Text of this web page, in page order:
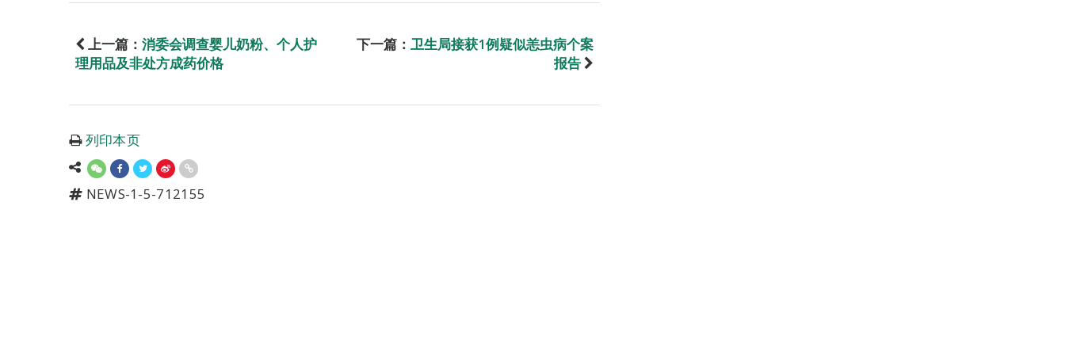
上一篇： 消委会调查婴儿奶粉、个人护
理用品及非处方成药价格
下一篇： 卫生局接获1例疑似恙虫病个案
报告
列印本页
NEWS-1-5-712155